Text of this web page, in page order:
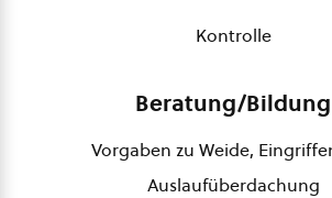
Kontrolle
Beratung/Bildung
Vorgaben zu Weide,
Auslaufüberdachung